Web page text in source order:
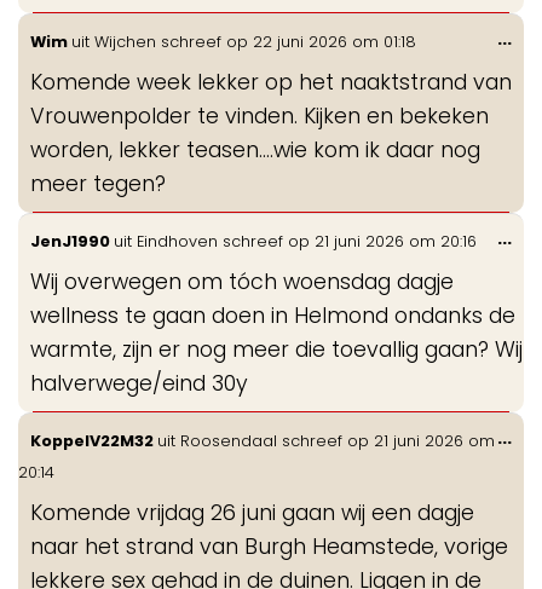
Wim uit Wijchen schreef op 22 juni 2026 om 01:18
Komende week lekker op het naaktstrand van
Vrouwenpolder te vinden. Kijken en bekeken
worden, lekker teasen….wie kom ik daar nog
meer tegen?
...
JenJ1990 uit Eindhoven schreef op 21 juni 2026 om 20:16
Wij overwegen om tóch woensdag dagje
wellness te gaan doen in Helmond ondanks de
warmte, zijn er nog meer die toevallig gaan? Wij
halverwege/eind 30y
...
KoppelV22M32 uit Roosendaal schreef op 21 juni 2026 om
20:14
Komende vrijdag 26 juni gaan wij een dagje
naar het strand van Burgh Heamstede, vorige
lekkere sex gehad in de duinen. Liggen in de
...